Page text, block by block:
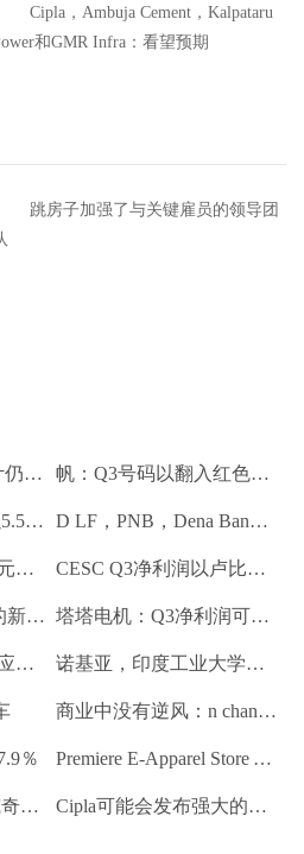
Cipla，Ambuja Cement，Kalpataru
和GMR Infra：看望预期
跳房子加强了与关键雇员的领导团
Britannia Ind：Q3预计仍然保持强劲 帆：Q3号码以翻入红色领域
印度水泥Q3净利润以5.5卢比;销量下降10.3％ D LF，PNB，Dena Bank达到52周低
认识Q4收入3.23亿美元VS $ 3.18 BN（QOQ） CESC Q3净利润以卢比。112亿卢比
Indigo推出德里之间的新航班到昌迪加尔和斋浦尔到浦那路线 塔塔电机：Q3净利润可能会落下
预算预算期望：预算应该有一些有利的改革电子商务 诺基亚，印度工业大学研究所 - 马德拉斯促进印度农村的宽带连接
商业中没有逆风：n chandrasekaran，tcs
％ Premiere E-Apparel Store Yellowfashion.in Forays进入Srilanka
Q3净利润下降后，威奇庄园项目下跌6.7％ Cipla可能会发布强大的Q3收益